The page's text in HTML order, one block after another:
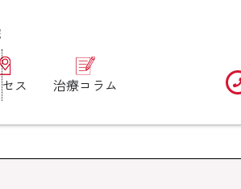
ス 治療コラム